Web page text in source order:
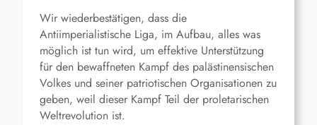
Wir wiederbestätigen, dass die
Antiimperialistische Liga, im Aufbau, alles was
möglich ist tun wird, um effektive Unterstützung
für den bewaffneten Kampf des palästinensischen
Volkes und seiner patriotischen Organisationen zu
geben, weil dieser Kampf Teil der proletarischen
Weltrevolution ist.